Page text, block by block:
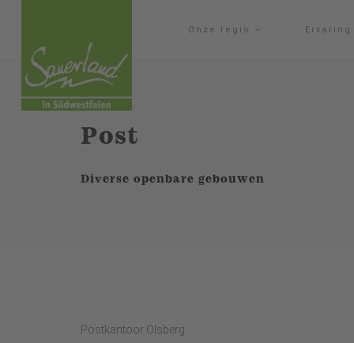
Onze regio
Post
Diverse openbare gebouwen
Postkantoor Olsberg